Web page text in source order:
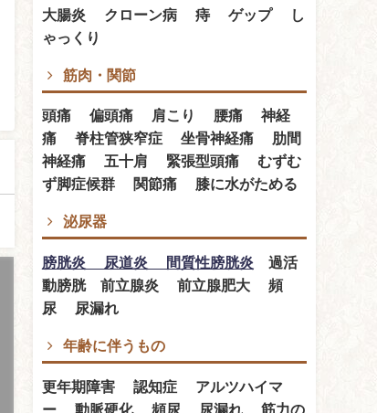
大腸炎 クローン病 痔 ゲップ し
ゃっくり
筋肉・関節
頭痛 偏頭痛 肩こり 腰痛 神経
痛 脊柱管狭窄症 坐骨神経痛 肋間
神経痛 五十肩 緊張型頭痛 むずむ
ず脚症候群 関節痛 膝に水がためる
泌尿器
膀胱炎 尿道炎 間質性膀胱炎過活
動膀胱 前立腺炎 前立腺肥大 頻
尿 尿漏れ
年齢に伴うもの
更年期障害 認知症 アルツハイマ
ー 動脈硬化 頻尿 尿漏れ 筋力の